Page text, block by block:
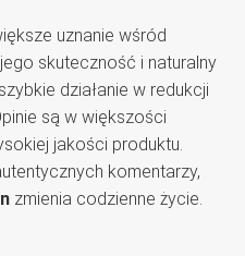
uznanie wśród
skuteczność i naturalny
działanie w redukcji
są w większości
jakości produktu.
komentarzy,
zmienia codzienne życie.